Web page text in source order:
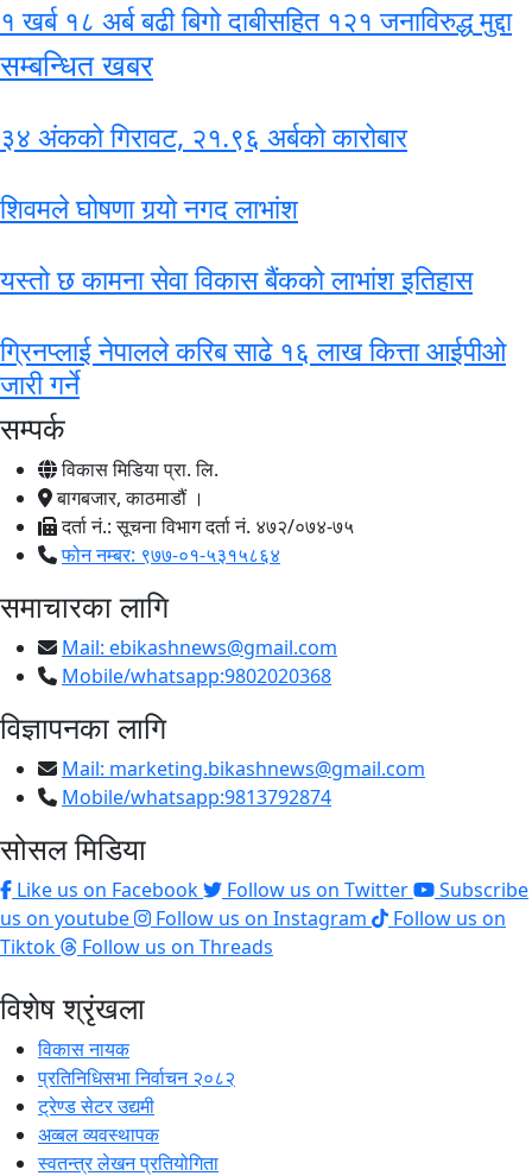
१ खर्ब १८ अर्ब बढी बिगो दाबीसहित १२१ जनाविरुद्ध मुद्दा
सम्बन्धित खबर
३४ अंकको गिरावट, २१.९६ अर्बको कारोबार
शिवमले घोषणा गर्‍यो नगद लाभांश
यस्तो छ कामना सेवा विकास बैंकको लाभांश इतिहास
ग्रिनप्लाई नेपालले करिब साढे १६ लाख कित्ता आईपीओ
जारी गर्ने
सम्पर्क
विकास मिडिया प्रा. लि.
बागबजार, काठमाडौं ।
दर्ता नं.: सूचना विभाग दर्ता नं. ४७२/०७४-७५
फोन नम्बर: ९७७-०१-५३१५८६४
समाचारका लागि
Mail: ebikashnews@gmail.com
Mobile/whatsapp:9802020368
विज्ञापनका लागि
Mail: marketing.bikashnews@gmail.com
Mobile/whatsapp:9813792874
सोसल मिडिया
Like us on Facebook Follow us on Twitter
Subscribe
us on youtube
Follow us on Instagram
Follow us on
Tiktok
Follow us on Threads
विशेष श्रृंखला
विकास नायक
प्रतिनिधिसभा निर्वाचन २०८२
ट्रेण्ड सेटर उद्यमी
अव्बल व्यवस्थापक
स्वतन्त्र लेखन प्रतियोगिता